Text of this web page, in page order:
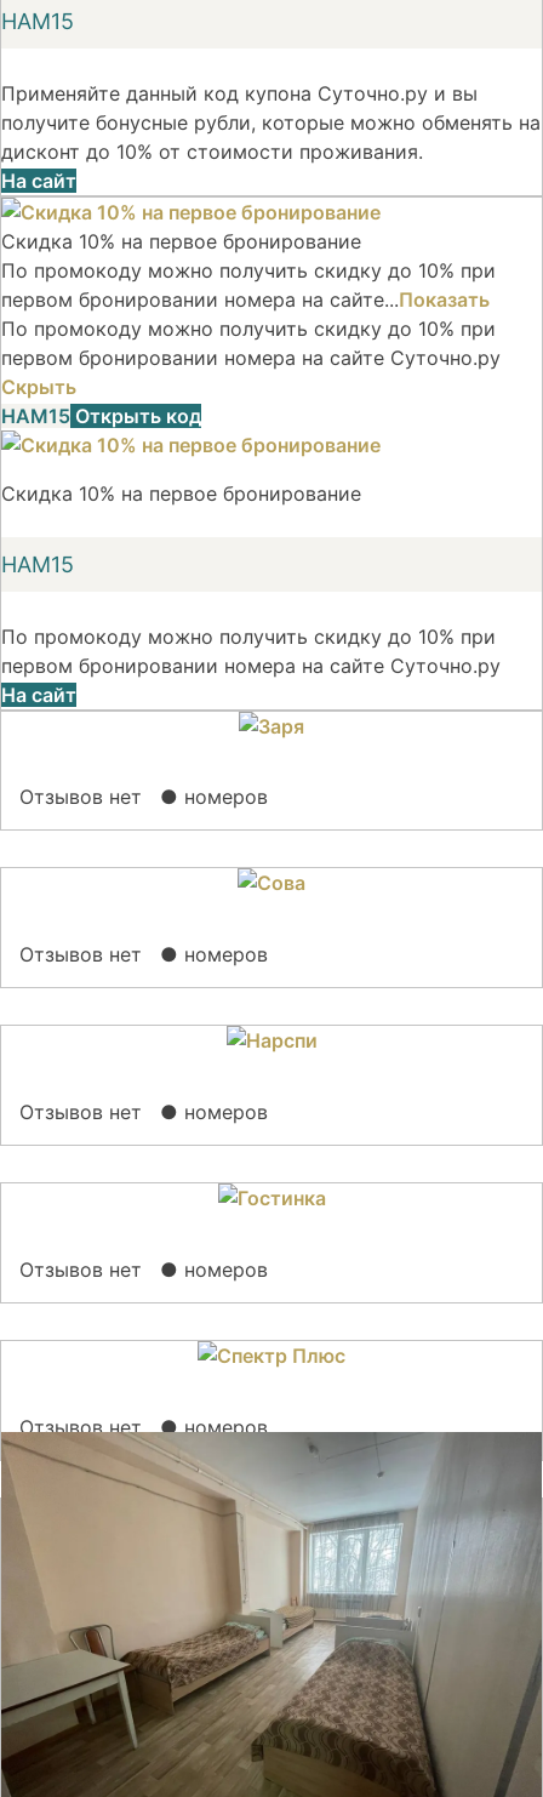
НАМ15
Применяйте данный код купона Суточно.ру и вы
получите бонусные рубли, которые можно обменять на
дисконт до 10% от стоимости проживания.
На сайт
Скидка 10% на первое бронирование
По промокоду можно получить скидку до 10% при
первом бронировании номера на сайте...Показать
По промокоду можно получить скидку до 10% при
первом бронировании номера на сайте Суточно.ру
Скрыть
НАМ15 Открыть код
Скидка 10% на первое бронирование
НАМ15
По промокоду можно получить скидку до 10% при
первом бронировании номера на сайте Суточно.ру
На сайт
Отзывов нет ● номеров
Отзывов нет ● номеров
Отзывов нет ● номеров
Отзывов нет ● номеров
Отзывов нет ● номеров